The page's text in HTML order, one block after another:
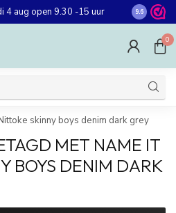
4 aug open 9.30 -15 uur Gratis
winkel in
9.6
0
skinny boys denim dark grey
MET NAME IT
BOYS DENIM DARK